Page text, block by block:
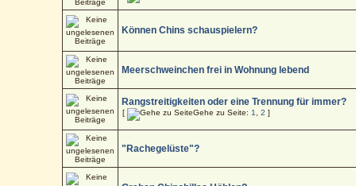
Können Chins schauspielern?
Meerschweinchen frei in Wohnung lebend
Rangstreitigkeiten oder eine Trennung für immer?
[ Gehe zu Seite: 1 ,2 ]
"Rachegelüste"?